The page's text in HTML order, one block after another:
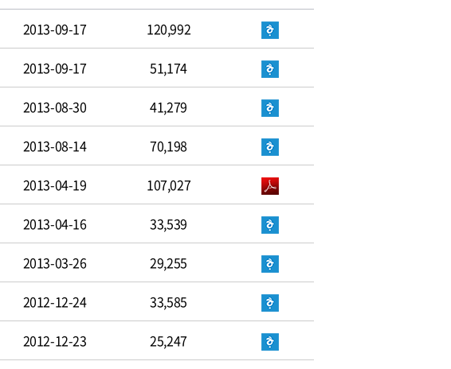
2013-09-17 120,992
2013-09-17 51,174
2013-08-30 41,279
2013-08-14 70,198
2013-04-19 107,027
2013-04-16 33,539
2013-03-26 29,255
2012-12-24 33,585
2012-12-23 25,247